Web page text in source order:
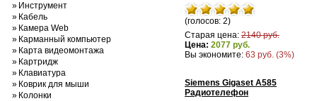
» Инструмент
» Кабель
» Камера Web
» Карманный компьютер
» Карта видеомонтажа
» Картридж
» Клавиатура
» Коврик для мыши
» Колонки
(голосов: 2)
Старая цена: 2140 руб.
Цена: 2077 руб.
Вы экономите: 63 руб. (3%)
Siemens Gigaset A585
Радиотелефон